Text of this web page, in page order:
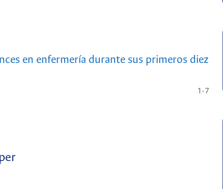
en enfermería durante sus primeros diez
1-7